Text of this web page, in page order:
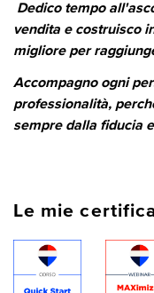
Dedico tempo
vendita e costruisco
migliore per
Accompagno ogni
professionalità,
sempre dalla fiducia
Le mie